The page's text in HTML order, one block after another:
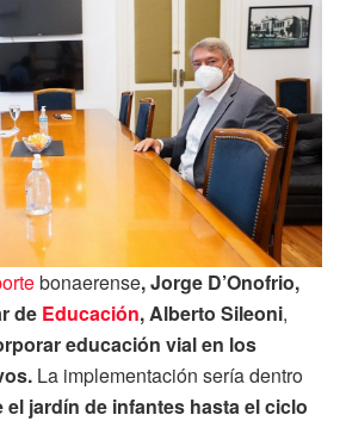
bonaerense, Jorge D’Onofrio,
de Educación, Alberto Sileoni,
educación vial en los
La implementación sería dentro
el jardín de infantes hasta el ciclo